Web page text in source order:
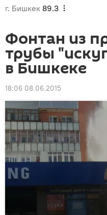
г. Бишкек 89.3
Фонтан из
трубы
в Бишкеке
18:06 08.06.2015